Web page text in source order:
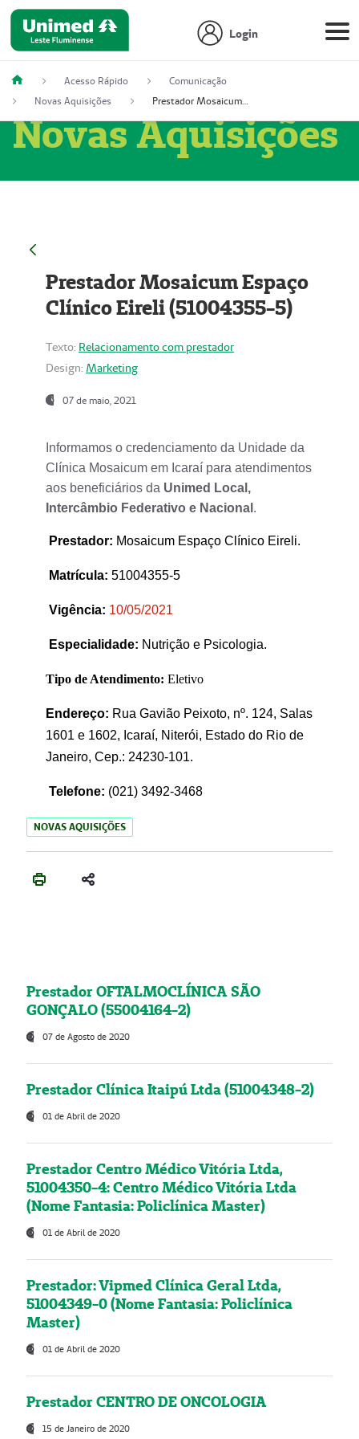
Login
Acesso Rápido
Comunicação
Novas Aquisições
Prestador Mosaicum Espaço Clínico Eireli (51004355-5)
Novas Aquisições
Prestador Mosaicum Espaço
Clínico Eireli (51004355-5)
Texto: Relacionamento com prestador
Design: Marketing
07 de maio, 2021
Informamos o credenciamento da Unidade da
Clínica Mosaicum em Icaraí para atendimentos
aos beneficiários da Unimed Local,
Intercâmbio Federativo e Nacional .
Prestador: Mosaicum Espaço Clínico Eireli.
Matrícula: 51004355-5
Vigência: 10/05/2021
Especialidade: Nutrição e Psicologia.
Tipo de Atendimento: Eletivo
Endereço: Rua Gavião Peixoto, nº. 124, Salas
1601 e 1602, Icaraí, Niterói, Estado do Rio de
Janeiro, Cep.: 24230-101.
Telefone: (021) 3492-3468
NOVAS AQUISIÇÕES
Prestador OFTALMOCLÍNICA SÃO
GONÇALO (55004164-2)
07 de Agosto de 2020
Prestador Clínica Itaipú Ltda (51004348-2)
01 de Abril de 2020
Prestador Centro Médico Vitória Ltda,
51004350-4: Centro Médico Vitória Ltda
(Nome Fantasia: Policlínica Master)
01 de Abril de 2020
Prestador: Vipmed Clínica Geral Ltda,
51004349-0 (Nome Fantasia: Policlínica
Master)
01 de Abril de 2020
Prestador CENTRO DE ONCOLOGIA
15 de Janeiro de 2020